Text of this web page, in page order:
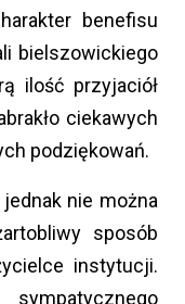
benefisu
bielszowickiego
ilość przyjaciół
ciekawych
podziękowań.
nie można
sposób
instytucji.